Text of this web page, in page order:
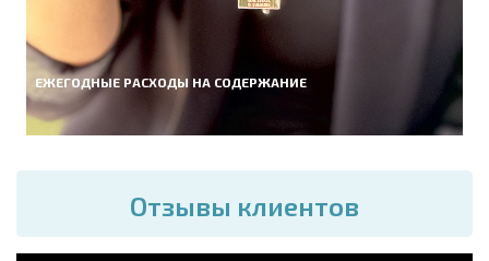
ЕЖЕГОДНЫЕ РАСХОДЫ НА СОДЕРЖАНИЕ
Отзывы клиентов